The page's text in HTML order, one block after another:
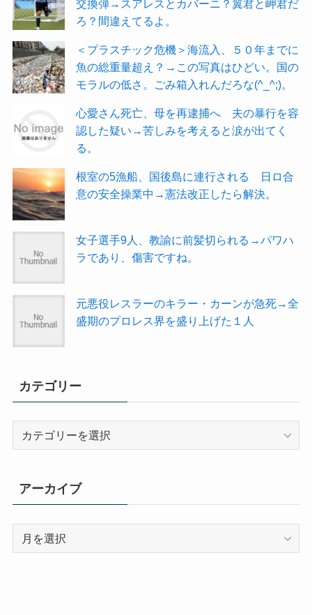
交換弾→スアレスとカバーニ？翼君と岬君だ
ろ？間違えてるよ。
＜プラスチック危機＞海流入、５０年までに
魚の総重量超え？→この写真はひどい。国の
モラルの低さ。ごみ箱入れんだろな(^_^;)。
心愛さん死亡、母を再逮捕へ 夫の暴行を容
認した疑い→苦しみを考えると涙が出てく
る。
根室の5漁船、国後島に連行される 日ロ合
意の安全操業中→憲法改正したら解決。
女子選手9人、教諭に前髪切られる→パワハ
ラであり、傷害ですね。
元悪役レスラーのキラー・カーンが急死→全
盛期のプロレス界を盛り上げた１人
カテゴリー
ー
アーカイブ